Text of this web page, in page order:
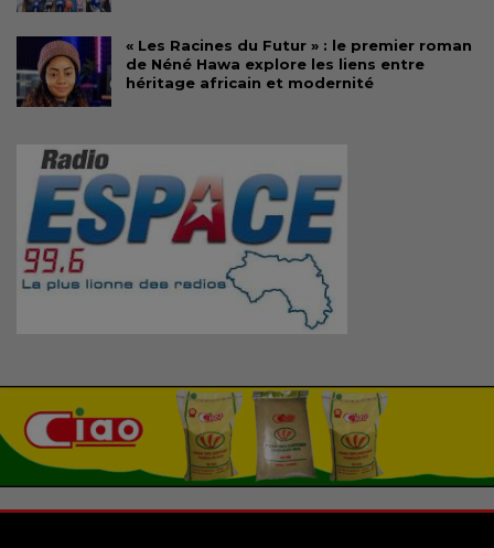
« Les Racines du Futur » : le premier roman
de Néné Hawa explore les liens entre
héritage africain et modernité